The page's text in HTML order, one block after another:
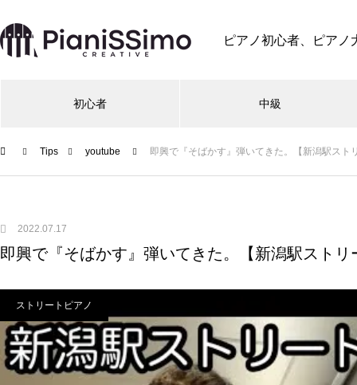
ピアノ初心者、ピアノ
初心者 中級
Tips youtube 即興で『そばかす』弾いてきた。【新潟駅スト
2022.07.17
即興で『そばかす』弾いてきた。【新潟駅スト
ストリートピアノ